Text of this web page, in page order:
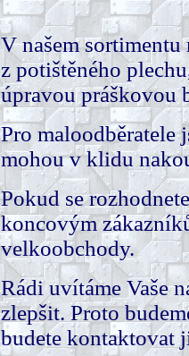
V našem
z potištěného
úpravou práškovou
Pro
mohou v klidu
Pokud se
koncovým
velkoobchody.
Rádi uvítáme Vaše
zlepšit. Proto
budete kontaktovat